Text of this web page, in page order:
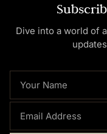
Dive into a world of